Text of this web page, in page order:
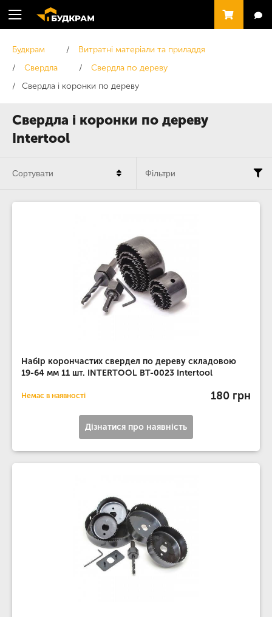
Свердла і коронки по дереву
Intertool
Будкрам
Витратні матеріали та приладдя
Свердла
Свердла по дереву
Свердла і коронки по дереву
Набір корончастих свердел по дереву складовою
19-64 мм 11 шт. INTERTOOL BT-0023 Intertool
Немає в наявності 180 грн
Дізнатися про наявність
Сортувати Фільтри